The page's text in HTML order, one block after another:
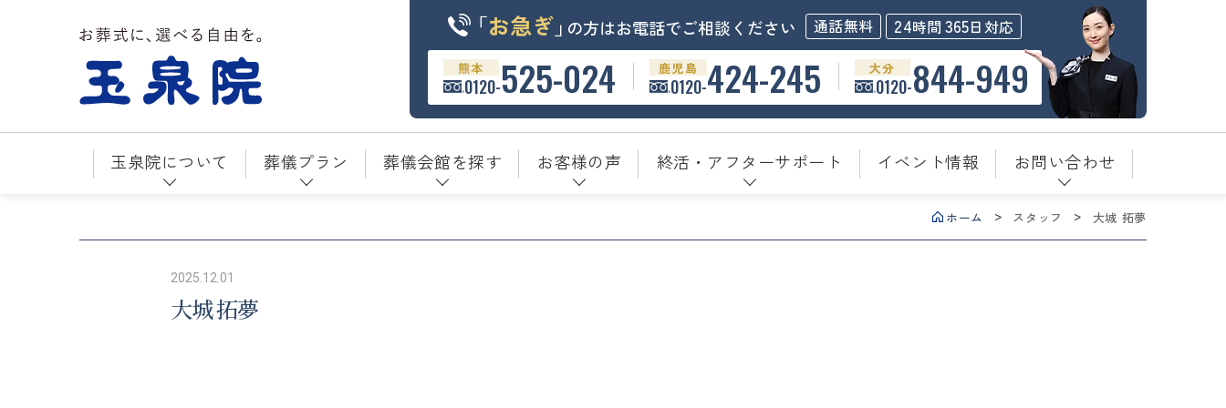
お葬式に、選べる自由を。玉泉院
「お急ぎ」 の方はお電話でご相談ください 通話無料 24時間 365日対応
熊本
0120-525-024 鹿児島
0120-424-245 大分
0120-844-949
玉泉院について 葬儀プラン 葬儀会館を探す お客様の声 終活・アフターサポート イベント情報 お問い合わせ
ホーム スタッフ 大城 拓夢
2025.12.01
大城 拓夢